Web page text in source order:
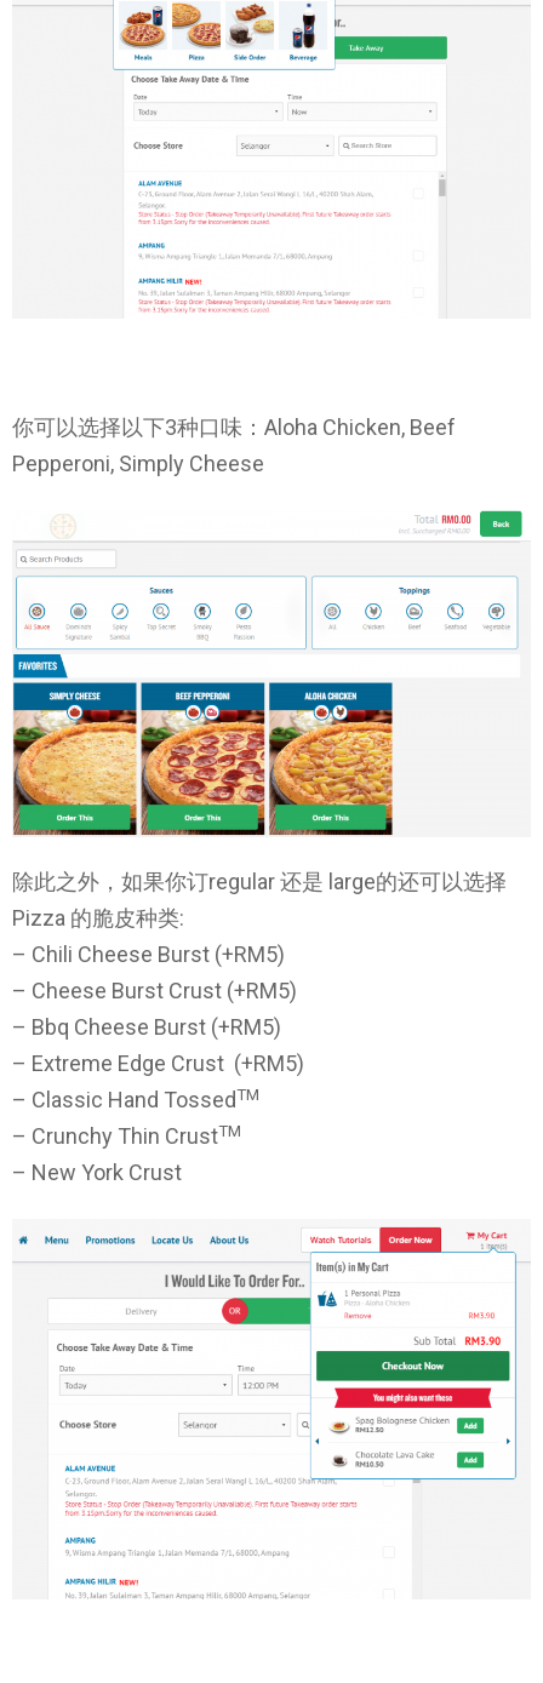
你可以选择以下3种口味：Aloha Chicken, Beef
Pepperoni, Simply Cheese
除此之外，如果你订regular 还是 large的还可以选择
Pizza 的脆皮种类:
– Chili Cheese Burst (+RM5)
– Cheese Burst Crust (+RM5)
– Bbq Cheese Burst (+RM5)
– Extreme Edge Crust (+RM5)
– Classic Hand TossedTM
– Crunchy Thin CrustTM
– New York Crust